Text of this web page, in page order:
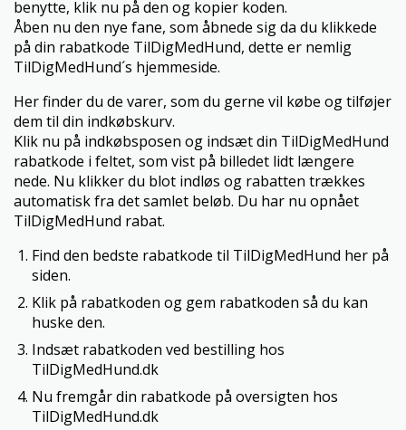
benytte, klik nu på den og kopier koden.
Åben nu den nye fane, som åbnede sig da du klikkede
på din rabatkode TilDigMedHund, dette er nemlig
TilDigMedHund´s hjemmeside.
Her finder du de varer, som du gerne vil købe og tilføjer
dem til din indkøbskurv.
Klik nu på indkøbsposen og indsæt din TilDigMedHund
rabatkode i feltet, som vist på billedet lidt længere
nede. Nu klikker du blot indløs og rabatten trækkes
automatisk fra det samlet beløb. Du har nu opnået
TilDigMedHund rabat.
Find den bedste rabatkode til TilDigMedHund her på
siden.
Klik på rabatkoden og gem rabatkoden så du kan
huske den.
Indsæt rabatkoden ved bestilling hos
TilDigMedHund.dk
Nu fremgår din rabatkode på oversigten hos
TilDigMedHund.dk